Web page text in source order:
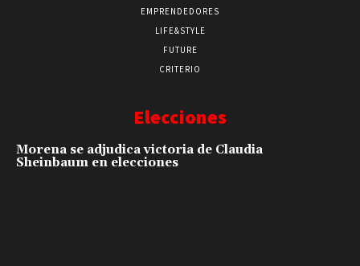
EMPRENDEDORES
LIFE&STYLE
FUTURE
CRITERIO
Elecciones
Morena se adjudica victoria de Claudia
Sheinbaum en elecciones